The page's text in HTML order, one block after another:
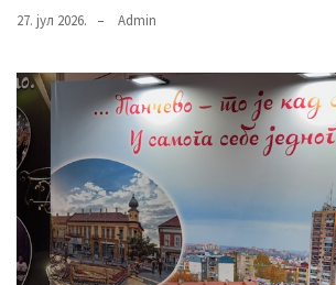
27. јул 2026. Admin